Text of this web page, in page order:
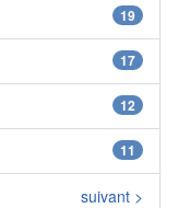
19
17
12
11
suivant >